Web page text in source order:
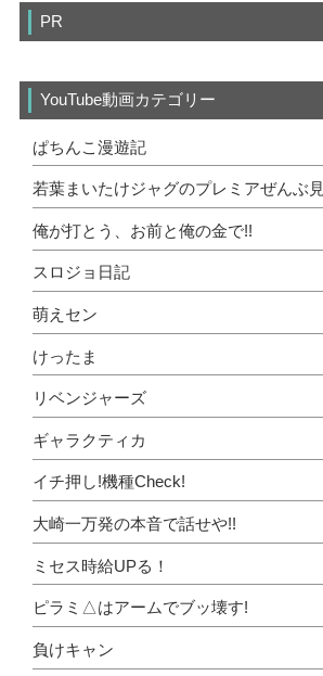
PR
YouTube動画カテゴリー
ぱちんこ漫遊記
若葉まいたけジャグのプレミアぜんぶ
俺が打とう、お前と俺の金で!!
スロジョ日記
萌えセン
けったま
リベンジャーズ
ギャラクティカ
イチ押し!機種Check!
大崎一万発の本音で話せや!!
ミセス時給UPる！
ピラミ△はアームでブッ壊す!
負けキャン